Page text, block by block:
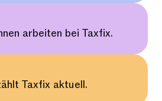
arbeiten bei Taxfix.
Taxfix aktuell.